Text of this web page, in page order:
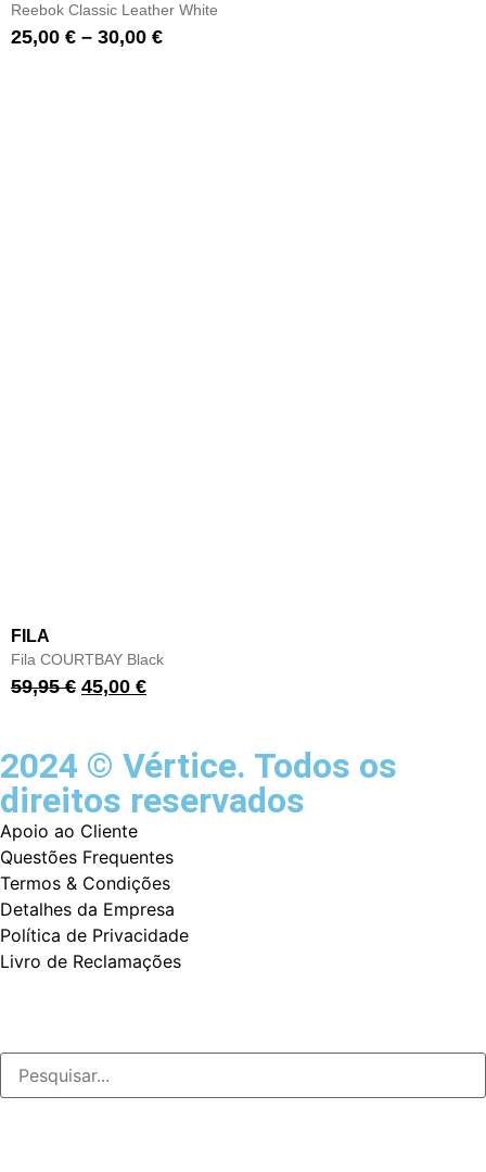
Reebok Classic Leather White
25,00 € – 30,00 €
FILA
Fila COURTBAY Black
59,95€ 45,00 €
2024 © Vértice. Todos os
direitos reservados
Apoio ao Cliente
Questões Frequentes
Termos & Condições
Detalhes da Empresa
Política de Privacidade
Livro de Reclamações